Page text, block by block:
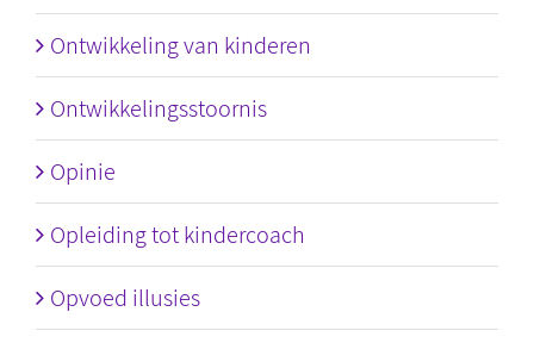
Ontwikkeling van kinderen
Ontwikkelingsstoornis
Opinie
Opleiding tot kindercoach
Opvoed illusies